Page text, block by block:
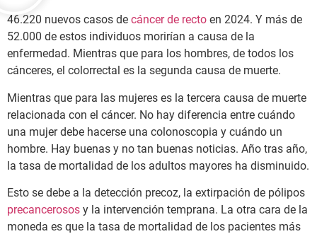
46.220 nuevos casos de cáncer de recto en 2024. Y más de
52.000 de estos individuos morirían a causa de la
enfermedad. Mientras que para los hombres, de todos los
cánceres, el colorrectal es la segunda causa de muerte.
Mientras que para las mujeres es la tercera causa de muerte
relacionada con el cáncer. No hay diferencia entre cuándo
una mujer debe hacerse una colonoscopia y cuándo un
hombre. Hay buenas y no tan buenas noticias. Año tras año,
la tasa de mortalidad de los adultos mayores ha disminuido.
Esto se debe a la detección precoz, la extirpación de pólipos
precancerosos y la intervención temprana. La otra cara de la
moneda es que la tasa de mortalidad de los pacientes más